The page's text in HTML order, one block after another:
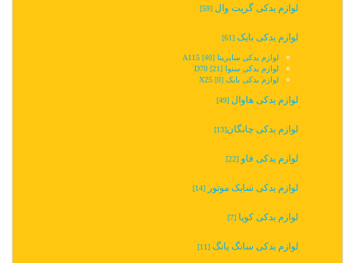
لوازم یدکی گریت وال [59]
لوازم یدکی بایک [61]
لوازم یدکی سابرینا A115 [40]
لوازم یدکی سنوا D70 [21]
لوازم یدکی بایک X25 [0]
لوازم یدکی هاوال [49]
لوازم یدکی چانگان‬‎[13]
لوازم یدکی فاو [22]
لوازم یدکی سایک موتور [14]
لوازم یدکی کوپا [7]
لوازم یدکی سانگ یانگ [11]